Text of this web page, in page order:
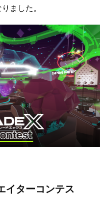
ました。
ターコンテス